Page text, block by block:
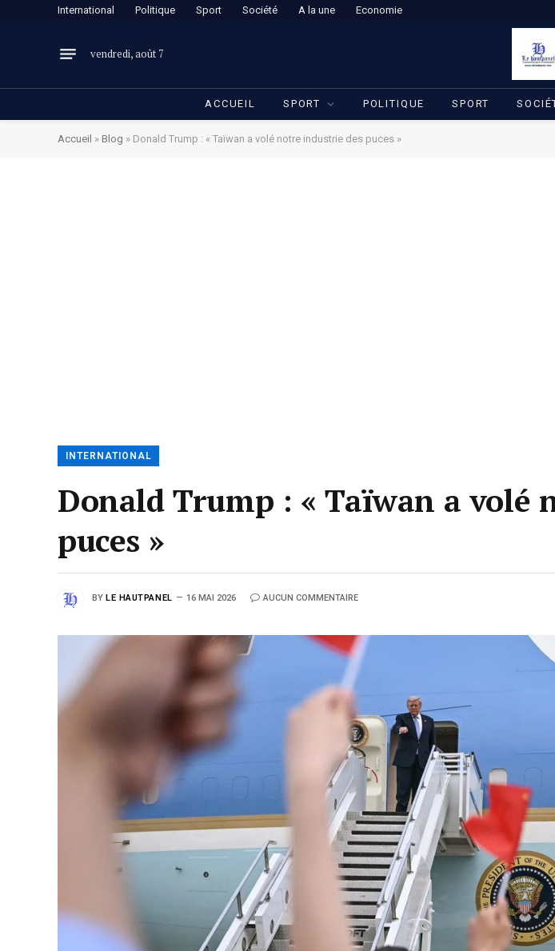
International Politique Sport Société A la une Economie
vendredi, août 7
ACCUEIL SPORT POLITIQUE SPORT
Accueil » Blog » Donald Trump : « Taïwan a volé notre industrie des puces »
INTERNATIONAL
Donald Trump : « Taïwan a volé
puces »
BY LE HAUTPANEL 16 MAI 2026 AUCUN COMMENTAIRE